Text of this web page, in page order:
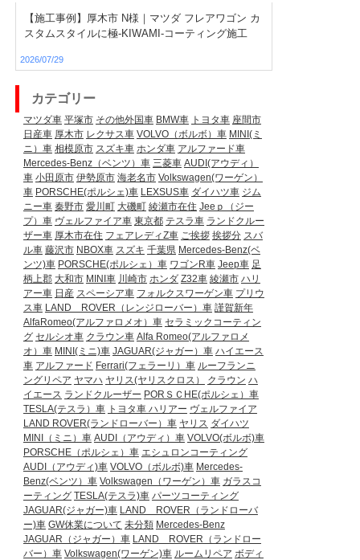
【施工事例】厚木市 N様｜マツダ フレアワゴン カ
スタムスタイルに極-KIWAMI-コーティング施工
2026/07/29
カテゴリー
マツダ車 平塚市 その他外国車 BMW車 トヨタ車 座間市
日産車 厚木市 レクサス車 VOLVO（ボルボ）車 MINI(ミ
ニ）車 相模原市 スズキ車 ホンダ車 アルファード車
Mercedes-Benz（ベンツ）車 三菱車 AUDI(アウディ）
車 小田原市 伊勢原市 海老名市 Volkswagen(ワーゲン）
車 PORSCHE(ポルシェ)車 LEXSUS車 ダイハツ車 ジム
ニー車 秦野市 愛川町 大磯町 綾瀬市在住 Jeeｐ（ジー
プ）車 ヴェルファイア車 東京都 テスラ車 ランドクルー
ザー車 厚木市在住 フェアレディZ車 ご挨拶 挨拶分 スバ
ル車 藤沢市 NBOX車 スズキ 千葉県 Mercedes-Benz(ベ
ンツ)車 PORSCHE(ポルシェ）車 ワゴンR車 Jeep車 足
柄上郡 大和市 MINI車 川崎市 ホンダ Z32車 綾瀬市 ハリ
アー車 日産 スペーシア車 フォルクスワーゲン車 プリウ
ス車 LAND ROVER（レンジローバー）車 謹賀新年
AlfaRomeo(アルファロメオ）車 セラミックコーティン
グ セルシオ車 クラウン車 Alfa Romeo(アルファロメ
オ）車 MINI(ミニ)車 JAGUAR(ジャガー）車 ハイエース
車 アルファード Ferrari(フェラーリ）車 ルーフランニ
ングリペア ヤマハ ヤリス(ヤリスクロス） クラウン ハ
イエース ランドクルーザー PORＳＣHE(ポルシェ）車
TESLA(テスラ）車 トヨタ車 ハリアー ヴェルファイア
LAND ROVER(ランドローバー）車 ヤリス ダイハツ
MINI（ミニ）車 AUDI（アウディ）車 VOLVO(ボルボ)車
PORSCHE（ポルシェ）車 エシュロンコーティング
AUDI（アウディ)車 VOLVO（ボルボ)車 Mercedes-
Benz(ベンツ）車 Volkswagen（ワーゲン）車 ガラスコ
ーティング TESLA(テスラ)車 パーツコーティング
JAGUAR(ジャガー)車 LAND ROVER（ランドローバ
ー)車 GW休業について 未分類 Mercedes-Benz
JAGUAR（ジャガー）車 LAND ROVER（ランドロー
バー）車 Volkswagen(ワーゲン)車 ルームリペア ボディ